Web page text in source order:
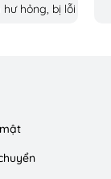
hỏng, bị lỗi